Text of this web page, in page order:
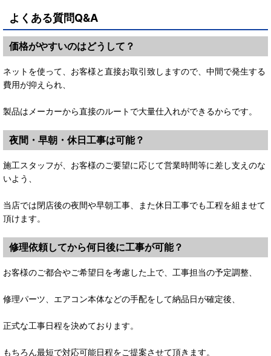
よくある質問Q&A
価格がやすいのはどうして？
ネットを使って、お客様と直接お取引致しますので、中間で発生する
費用が抑えられ、
製品はメーカーから直接のルートで大量仕入れができるからです。
夜間・早朝・休日工事は可能？
施工スタッフが、お客様のご要望に応じて営業時間等に差し支えのな
いよう、
当店では閉店後の夜間や早朝工事、また休日工事でも工程を組ませて
頂けます。
修理依頼してから何日後に工事が可能？
お客様のご都合やご希望日を考慮した上で、工事担当の予定調整、
修理パーツ、エアコン本体などの手配をして納品日が確定後、
正式な工事日程を決めております。
もちろん最短で対応可能日程をご提案させて頂きます。